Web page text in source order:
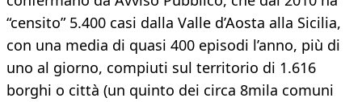
“censito” 5.400 casi dalla Valle d’Aosta alla Sicilia,
con una media di quasi 400 episodi l’anno, più di
uno al giorno, compiuti sul territorio di 1.616
borghi o città (un quinto dei circa 8mila comuni